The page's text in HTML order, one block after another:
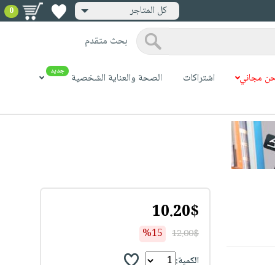
كل المتاجر 0
بحث متقدم
مجاني اشتراكات الصحة والعناية الشخصية جديد
10.20$
12.00$
%15
الكمية: